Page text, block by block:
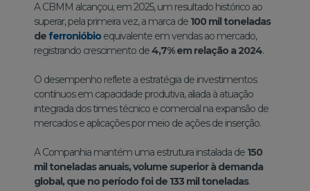
A CBMM alcançou, em 2025, um resultado histórico ao
superar, pela primeira vez, a marca de 100 mil toneladas
de ferronióbio equivalente em vendas ao mercado,
registrando crescimento de4,7% em relação a 2024.
O desempenho reflete a estratégia de investimentos
contínuos em capacidade produtiva, aliada à atuação
integrada dos times técnico e comercial na expansão de
mercados e aplicações por meio de ações de inserção.
A Companhia mantém uma estrutura instalada de 150
mil toneladas anuais, volume superior à demanda
global, que no período foi de 133 mil toneladas.